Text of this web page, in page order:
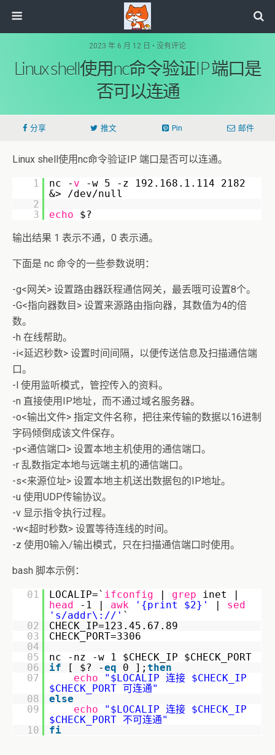
2023 年 6 月 12 日 • 没有评论
Linux shell使用nc命令验证IP 端口是
否可以连通
分享 推文 Pin 邮件
Linux shell使用nc命令验证IP 端口是否可以连通。
1 nc - v
-w 5 -z 192.168.1.114 2182
&> /dev/null
2
3
echo
$?
输出结果 1 表示不通，0 表示通。
下面是 nc 命令的一些参数说明：
-g<网关> 设置路由器跃程通信网关，最丢哦可设置8个。
-G<指向器数目> 设置来源路由指向器，其数值为4的倍
数。
-h 在线帮助。
-i<延迟秒数> 设置时间间隔，以便传送信息及扫描通信端
口。
-l 使用监听模式，管控传入的资料。
-n 直接使用IP地址，而不通过域名服务器。
-o<输出文件> 指定文件名称，把往来传输的数据以16进制
字码倾倒成该文件保存。
-p<通信端口> 设置本地主机使用的通信端口。
-r 乱数指定本地与远端主机的通信端口。
-s<来源位址> 设置本地主机送出数据包的IP地址。
-u 使用UDP传输协议。
-v 显示指令执行过程。
-w<超时秒数> 设置等待连线的时间。
-z 使用0输入/输出模式，只在扫描通信端口时使用。
bash 脚本示例：
01 LOCALIP=` ifconfig | grep
inet |
head
-1 | awk '{print $2}' | sed
's/addr\://' `
02
CHECK_IP=123.45.67.89
03
CHECK_PORT=3306
04
05
nc -nz -w 1 $CHECK_IP $CHECK_PORT
06
if [ $? -eq 0 ]; then
07
echo
"$LOCALIP 连接 $CHECK_IP
$CHECK_PORT 可连通"
08
else
09
echo
"$LOCALIP 连接 $CHECK_IP
$CHECK_PORT 不可连通"
10
fi